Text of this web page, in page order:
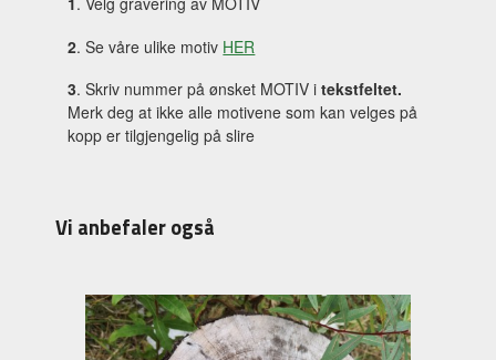
2. Se våre ulike motiv HER
3. Skriv nummer på ønsket MOTIV itekstfeltet.
Merk deg at ikke alle motivene som kan velges på
kopp er tilgjengelig på slire
Vi anbefaler også